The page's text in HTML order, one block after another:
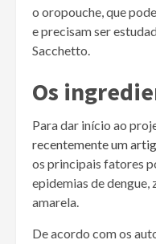
o oropouche, que
e precisam ser
Sacchetto.
Os
Para dar início ao
recentemente um
os principais fatores
epidemias de
amarela.
De acordo com os